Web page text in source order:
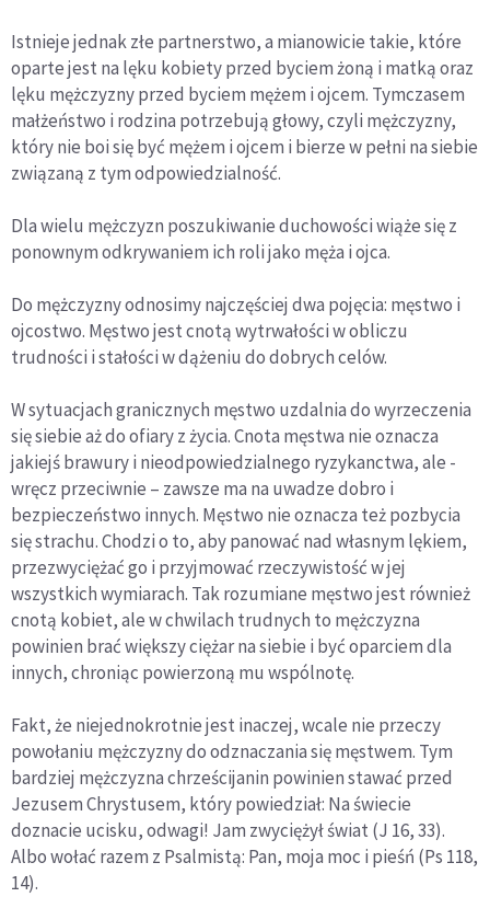
Istnieje jednak złe partnerstwo, a mianowicie takie, które
oparte jest na lęku kobiety przed byciem żoną i matką oraz
lęku mężczyzny przed byciem mężem i ojcem. Tymczasem
małżeństwo i rodzina potrzebują głowy, czyli mężczyzny,
który nie boi się być mężem i ojcem i bierze w pełni na siebie
związaną z tym odpowiedzialność.
Dla wielu mężczyzn poszukiwanie duchowości wiąże się z
ponownym odkrywaniem ich roli jako męża i ojca.
Do mężczyzny odnosimy najczęściej dwa pojęcia: męstwo i
ojcostwo. Męstwo jest cnotą wytrwałości w obliczu
trudności i stałości w dążeniu do dobrych celów.
W sytuacjach granicznych męstwo uzdalnia do wyrzeczenia
się siebie aż do ofiary z życia. Cnota męstwa nie oznacza
jakiejś brawury i nieodpowiedzialnego ryzykanctwa, ale -
wręcz przeciwnie – zawsze ma na uwadze dobro i
bezpieczeństwo innych. Męstwo nie oznacza też pozbycia
się strachu. Chodzi o to, aby panować nad własnym lękiem,
przezwyciężać go i przyjmować rzeczywistość w jej
wszystkich wymiarach. Tak rozumiane męstwo jest również
cnotą kobiet, ale w chwilach trudnych to mężczyzna
powinien brać większy ciężar na siebie i być oparciem dla
innych, chroniąc powierzoną mu wspólnotę.
Fakt, że niejednokrotnie jest inaczej, wcale nie przeczy
powołaniu mężczyzny do odznaczania się męstwem. Tym
bardziej mężczyzna chrześcijanin powinien stawać przed
Jezusem Chrystusem, który powiedział: Na świecie
doznacie ucisku, odwagi! Jam zwyciężył świat (J 16, 33).
Albo wołać razem z Psalmistą: Pan, moja moc i pieśń (Ps 118,
14).